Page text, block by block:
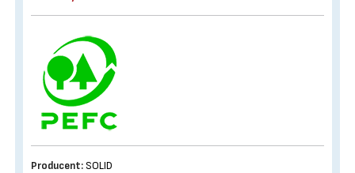
Producent: SOLID